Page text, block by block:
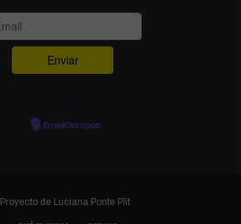
EmailOctopus
Proyecto de Luciana Ponte Plit